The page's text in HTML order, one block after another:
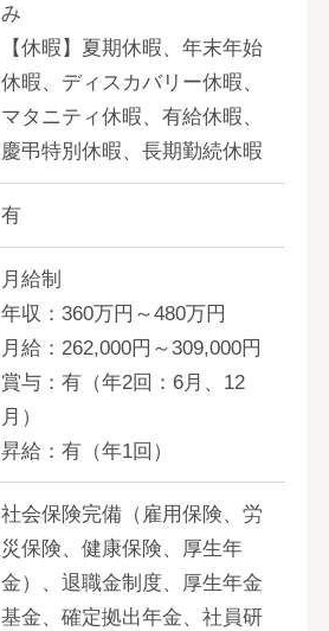
み
【休暇】夏期休暇、年末年始
休暇、ディスカバリー休暇、
マタニティ休暇、有給休暇、
慶弔特別休暇、長期勤続休暇
有
月給制
年収：360万円～480万円
月給：262,000円～309,000円
賞与：有（年2回：6月、12
月）
昇給：有（年1回）
社会保険完備（雇用保険、労
災保険、健康保険、厚生年
金）、退職金制度、厚生年金
基金、確定拠出年金、社員研